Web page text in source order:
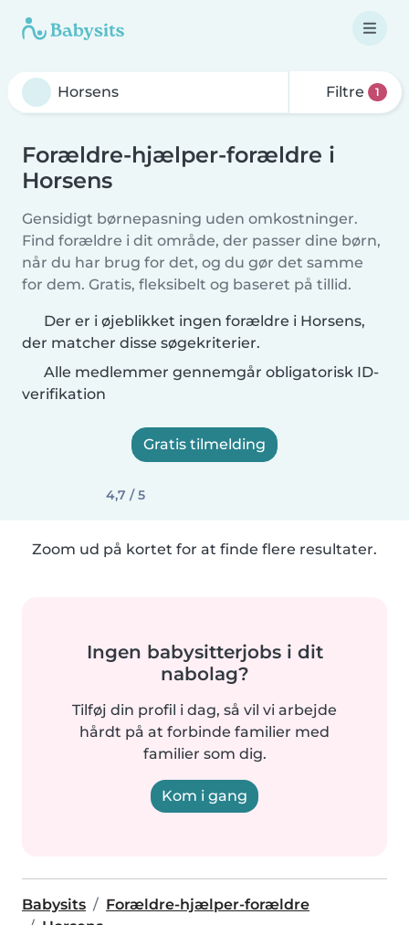
Filtre 1
Forældre-hjælper-forældre i
Horsens
Gensidigt børnepasning uden omkostninger.
Find forældre i dit område, der passer dine børn,
når du har brug for det, og du gør det samme
for dem. Gratis, fleksibelt og baseret på tillid.
Der er i øjeblikket ingen forældre i Horsens,
der matcher disse søgekriterier.
Alle medlemmer gennemgår obligatorisk ID-
verifikation
Gratis tilmelding
4,7 / 5
Zoom ud på kortet for at finde flere resultater.
Ingen babysitterjobs i dit
nabolag?
Tilføj din profil i dag, så vil vi arbejde
hårdt på at forbinde familier med
familier som dig.
Kom i gang
Babysits
Forældre-hjælper-forældre